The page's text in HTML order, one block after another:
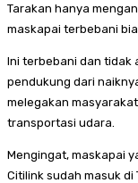
Tarakan hanya
maskapai terbebani
Ini terbebani dan tidak
pendukung dari
melegakan
transportasi udara.
Mengingat, maskapai
Citilink sudah masuk